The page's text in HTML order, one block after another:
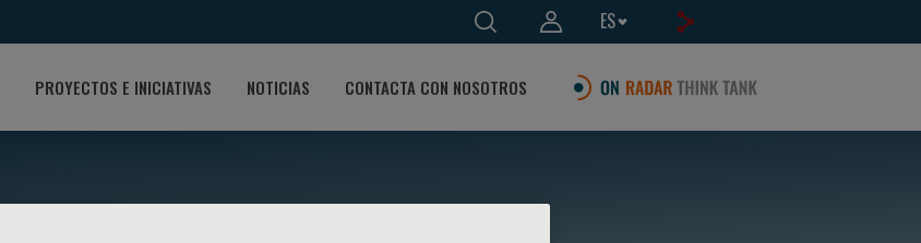
ES
PROYECTOS E INICIATIVAS NOTICIAS CONTACTA CON NOSOTROS